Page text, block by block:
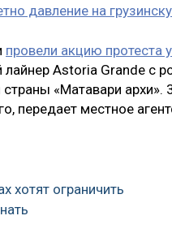
давление на
провели акцию протеста
Astoria Grande с
«Матавари архи».
передает местное
хотят ограничить